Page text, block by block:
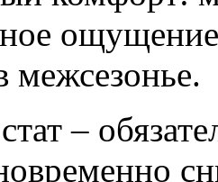
ощущение
межсезонье.
–